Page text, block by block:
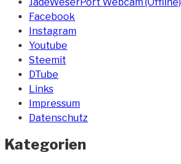
Facebook
Instagram
Youtube
Steemit
DTube
Links
Impressum
Datenschutz
Kategorien